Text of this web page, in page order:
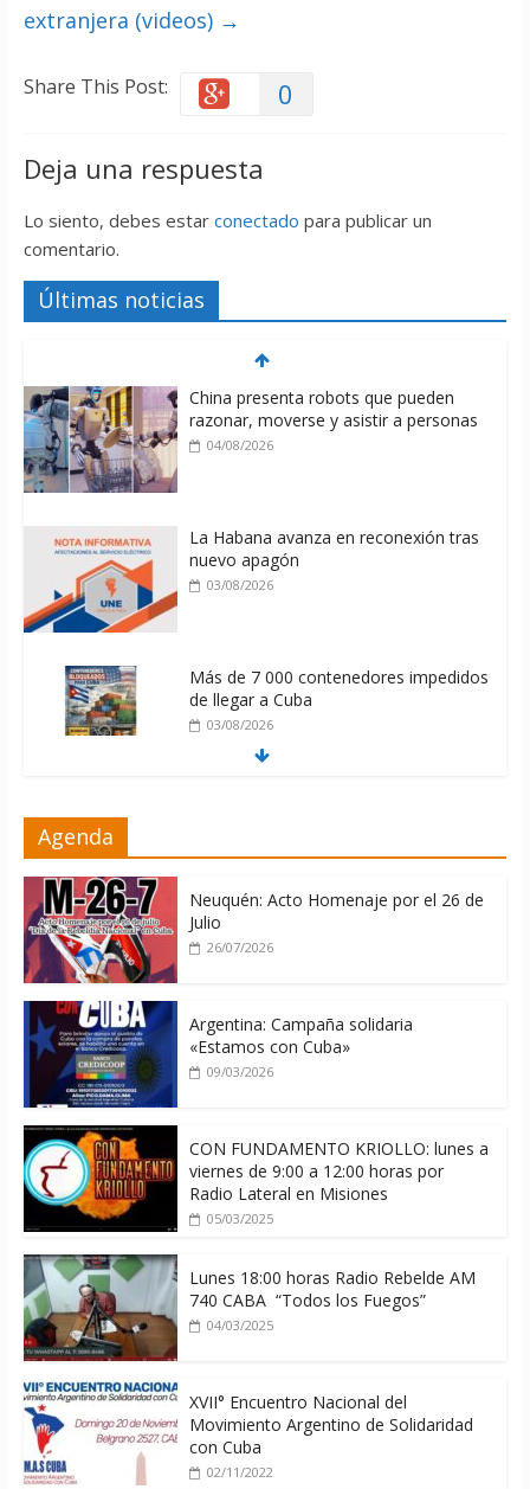
extranjera (videos) →
Share This Post: 0
Deja una respuesta
Lo siento, debes estar conectado para publicar un
comentario.
Últimas noticias
China presenta robots que pueden
razonar, moverse y asistir a personas
04/08/2026
La Habana avanza en reconexión tras
nuevo apagón
03/08/2026
Más de 7 000 contenedores impedidos
de llegar a Cuba
03/08/2026
04/08/2026
Agenda
Neuquén: Acto Homenaje por el 26 de
Julio
26/07/2026
Argentina: Campaña solidaria
«Estamos con Cuba»
09/03/2026
CON FUNDAMENTO KRIOLLO: lunes a
viernes de 9:00 a 12:00 horas por
Radio Lateral en Misiones
05/03/2025
Lunes 18:00 horas Radio Rebelde AM
740 CABA “Todos los Fuegos”
04/03/2025
XVII° Encuentro Nacional del
Movimiento Argentino de Solidaridad
con Cuba
02/11/2022